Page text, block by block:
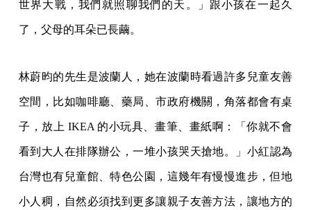
世界大戰，我們就照聊我們的天。」跟小孩在一起久
了，父母的耳朵已長繭。
林蔚昀的先生是波蘭人，她在波蘭時看過許多兒童友善
空間，比如咖啡廳、藥局、市政府機關，角落都會有桌
子，放上 IKEA 的小玩具、畫筆、畫紙啊：「你就不會
看到大人在排隊辦公，一堆小孩哭天搶地。」小紅認為
台灣也有兒童館、特色公園，這幾年有慢慢進步，但地
小人稠，自然必須找到更多讓親子友善方法，讓地方的